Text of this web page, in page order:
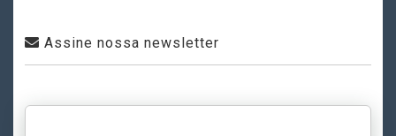
Assine nossa newsletter